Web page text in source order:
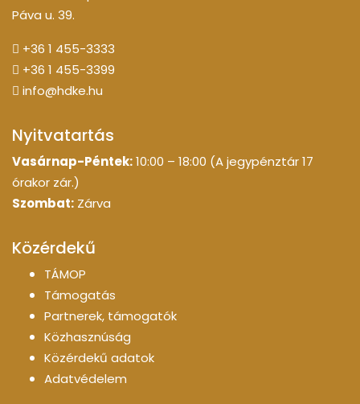
Páva u. 39.
+36 1 455-3333
+36 1 455-3399
info@hdke.hu
Nyitvatartás
Vasárnap-Péntek:10:00 – 18:00 (A jegypénztár 17
órakor zár.)
Szombat: Zárva
Közérdekű
TÁMOP
Támogatás
Partnerek, támogatók
Közhasznúság
Közérdekű adatok
Adatvédelem